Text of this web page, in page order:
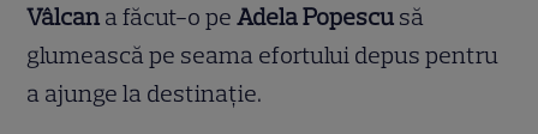
Vâlcan a făcut-o peAdela Popescu să
glumească pe seama efortului depus pentru
a ajunge la destinație.